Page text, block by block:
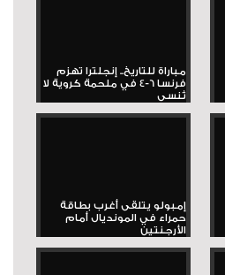
مباراة للتاريخ.. إنجلترا تهزم
فرنسا 6-4 في ملحمة كروية لا
تُنسى
إمبولو يتلقى أغرب بطاقة
حمراء في المونديال أمام
الأرجنتين